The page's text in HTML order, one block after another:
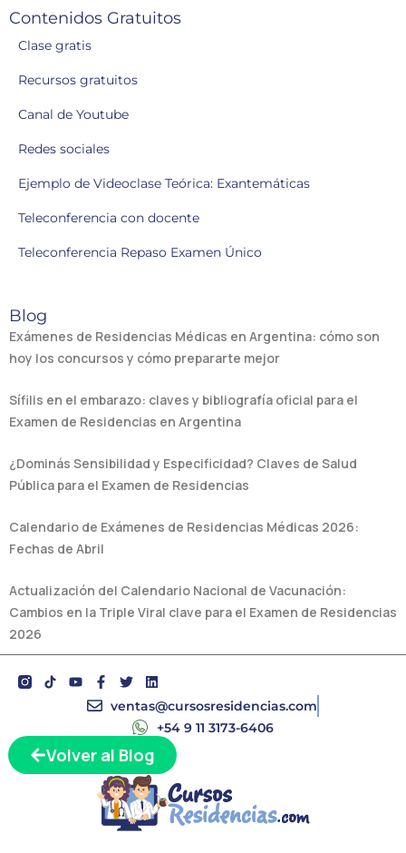
Volver al Blog
Contenidos Gratuitos
Clase gratis
Recursos gratuitos
Canal de Youtube
Redes sociales
Ejemplo de Videoclase Teórica: Exantemáticas
Teleconferencia con docente
Teleconferencia Repaso Examen Único
Blog
Exámenes de Residencias Médicas en Argentina: cómo son
hoy los concursos y cómo prepararte mejor
Sífilis en el embarazo: claves y bibliografía oficial para el
Examen de Residencias en Argentina
¿Dominás Sensibilidad y Especificidad? Claves de Salud
Pública para el Examen de Residencias
Calendario de Exámenes de Residencias Médicas 2026:
Fechas de Abril
Actualización del Calendario Nacional de Vacunación:
Cambios en la Triple Viral clave para el Examen de Residencias
2026
Y
o
u
e
F
a
c
b
o
k
-
f
T
w
i
t
e
r
L
i
n
e
i
n
ventas@cursosresidencias.com
+54 9 11 3173-6406